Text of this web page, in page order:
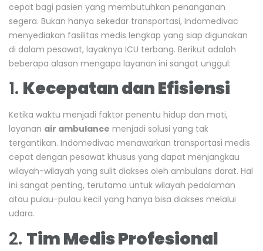
cepat bagi pasien yang membutuhkan penanganan
segera. Bukan hanya sekedar transportasi, Indomedivac
menyediakan fasilitas medis lengkap yang siap digunakan
di dalam pesawat, layaknya ICU terbang. Berikut adalah
beberapa alasan mengapa layanan ini sangat unggul:
1. Kecepatan dan Efisiensi
Ketika waktu menjadi faktor penentu hidup dan mati,
layanan air ambulance menjadi solusi yang tak
tergantikan. Indomedivac menawarkan transportasi medis
cepat dengan pesawat khusus yang dapat menjangkau
wilayah-wilayah yang sulit diakses oleh ambulans darat. Hal
ini sangat penting, terutama untuk wilayah pedalaman
atau pulau-pulau kecil yang hanya bisa diakses melalui
udara.
2. Tim Medis Profesional